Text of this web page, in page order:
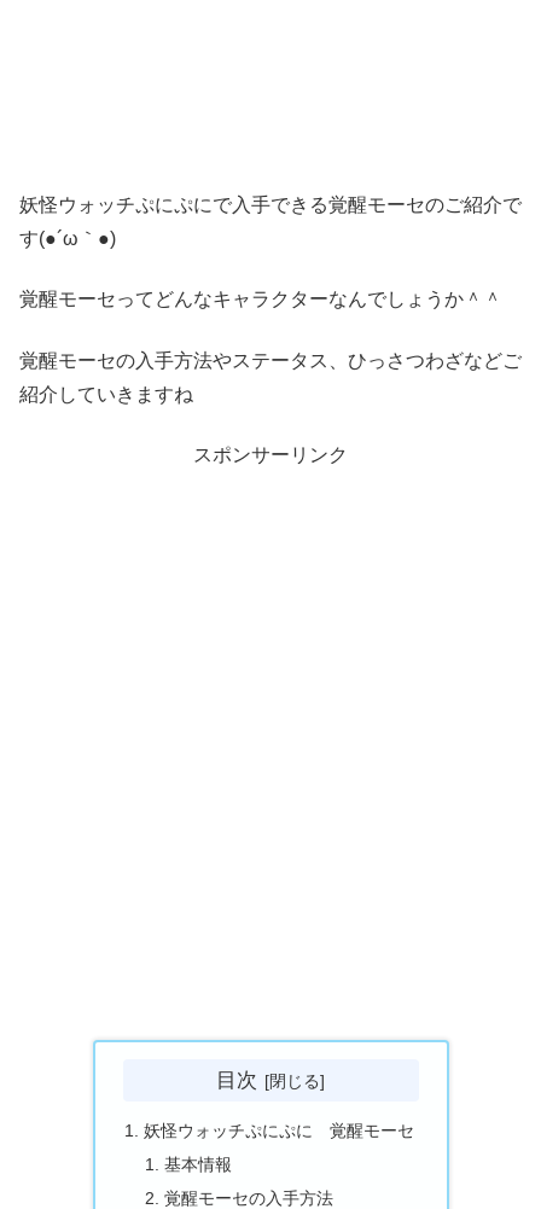
妖怪ウォッチぷにぷにで入手できる覚醒モーセのご紹介で
す(●´ω｀●)
覚醒モーセってどんなキャラクターなんでしょうか＾＾
覚醒モーセの入手方法やステータス、ひっさつわざなどご
紹介していきますね
スポンサーリンク
目次
妖怪ウォッチぷにぷに 覚醒モーセ
基本情報
覚醒モーセの入手方法